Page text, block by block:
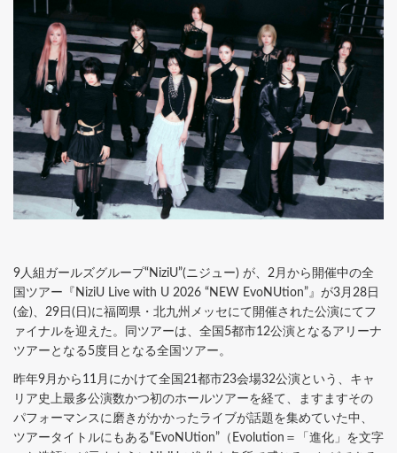
9人組ガールズグループ“NiziU”(ニジュー) が、2月から開催中の全
国ツアー『NiziU Live with U 2026 “NEW EvoNUtion”』が3月28日
(金)、29日(日)に福岡県・北九州メッセにて開催された公演にてフ
ァイナルを迎えた。同ツアーは、全国5都市12公演となるアリーナ
ツアーとなる5度目となる全国ツアー。
昨年9月から11月にかけて全国21都市23会場32公演という、キャ
リア史上最多公演数かつ初のホールツアーを経て、ますますその
パフォーマンスに磨きがかかったライブが話題を集めていた中、
ツアータイトルにもある“EvoNUtion”（Evolution＝「進化」を文字